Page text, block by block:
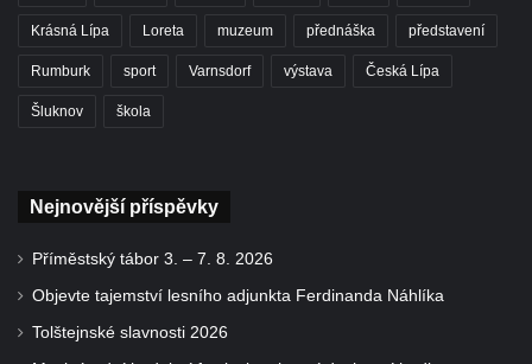
Krásná Lípa Loreta muzeum přednáška představení
Rumburk sport Varnsdorf výstava Česká Lípa
Šluknov škola
Nejnovější příspěvky
Příměstský tábor 3. – 7. 8. 2026
Objevte tajemství lesního adjunkta Ferdinanda Náhlíka
Tolštejnské slavnosti 2026